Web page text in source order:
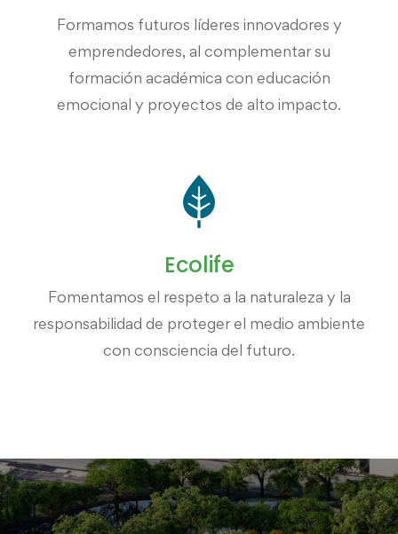
Formamos futuros líderes innovadores y
emprendedores, al complementar su
formación académica con educación
emocional y proyectos de alto impacto.
Ecolife
Fomentamos el respeto a la naturaleza y la
responsabilidad de proteger el medio ambiente
con consciencia del futuro.